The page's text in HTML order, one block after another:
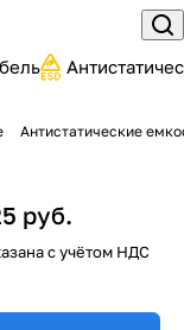
Антистатические
руб.
с учётом НДС